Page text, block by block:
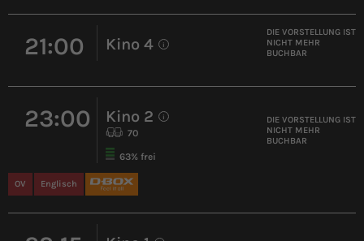
21:00 Kino 4 i
DIE VORSTELLUNG IST
NICHT MEHR
BUCHBAR
23:00 Kino 2 i
70
63% frei
OV Englisch
DIE VORSTELLUNG IST
NICHT MEHR
BUCHBAR